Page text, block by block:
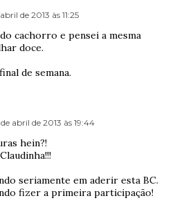
de 2013 às 11:25
cachorro e pensei a mesma
doce.
de semana.
de abril de 2013 às 19:44
hein?!
seriamente em aderir esta BC.
fizer a primeira participação!